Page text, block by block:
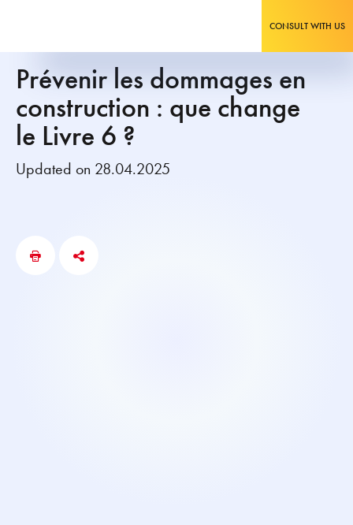
CONSULT WITH US
Prévenir les dommages en
construction : que change
le Livre 6 ?
Updated on 28.04.2025